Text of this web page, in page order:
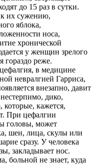
до 15 раз в сутки.
к их сужению,
яблока,
носа,
хронической
у женщин зрелого
гораздо реже.
в медицине
невралгией Гарриса,
внезапно, давит
дико,
которые, кажется,
При цефалгии
головы, может
шеи, лица, скулы или
сразу. У человека
закладывает нос.
больной не знает, куда